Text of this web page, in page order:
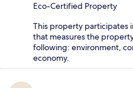
Eco-Certified Property
This property participates
that measures the
following: environment,
economy.